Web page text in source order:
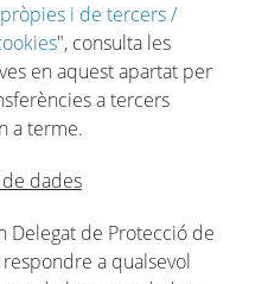
i de tercers /
", consulta les
en aquest apartat per
a tercers
a terme.
dades
Delegat de Protecció de
a qualsevol